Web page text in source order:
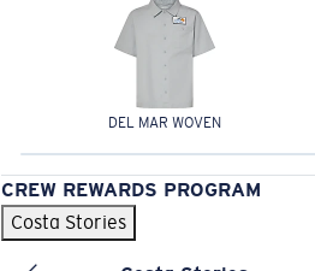
DEL MAR WOVEN
CREW REWARDS PROGRAM
Costa Stories